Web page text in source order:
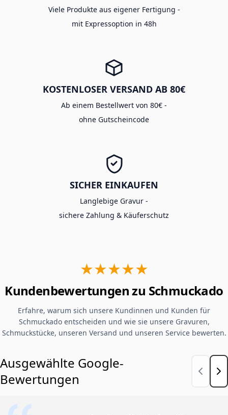
Viele Produkte aus eigener Fertigung -
mit Expressoption in 48h
KOSTENLOSER VERSAND AB 80€
Ab einem Bestellwert von 80€ -
ohne Gutscheincode
SICHER EINKAUFEN
Langlebige Gravur -
sichere Zahlung & Käuferschutz
★★★★★
Kundenbewertungen zu Schmuckado
Erfahre, warum sich unsere Kundinnen und Kunden für
Schmuckado entscheiden und wie sie unsere Gravuren,
Schmuckstücke, unseren Versand und unseren Service bewerten.
Ausgewählte Google-
Bewertungen